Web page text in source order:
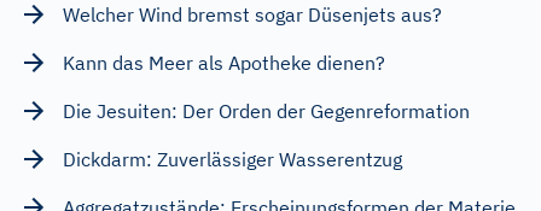
Welcher Wind bremst sogar Düsenjets aus?
Kann das Meer als Apotheke dienen?
Die Jesuiten: Der Orden der Gegenreformation
Dickdarm: Zuverlässiger Wasserentzug